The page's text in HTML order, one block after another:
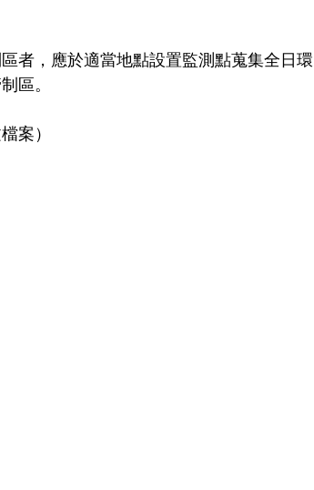
者，應於適當地點設置監測點蒐集全日環
區。
案）